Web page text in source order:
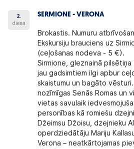
2.
diena
SERMIONE - VERONA
Brokastis. Numuru
Ekskursiju brauciens uz
(ceļošanas nodeva - 5 €).
Sirmione, gleznainā pilsētiņa
jau gadsimtiem ilgi apbur
skaistumu un bagāto
nozīmīgas Senās Romas un
vietas savulaik
personības kā romiešu
Džeimsu Džoisu, dzejnieku
operdziedātāju Mariju
Verona – neatkārtojamas